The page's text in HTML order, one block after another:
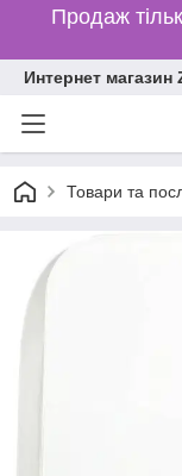
Продаж
Интернет магазин
Товари та